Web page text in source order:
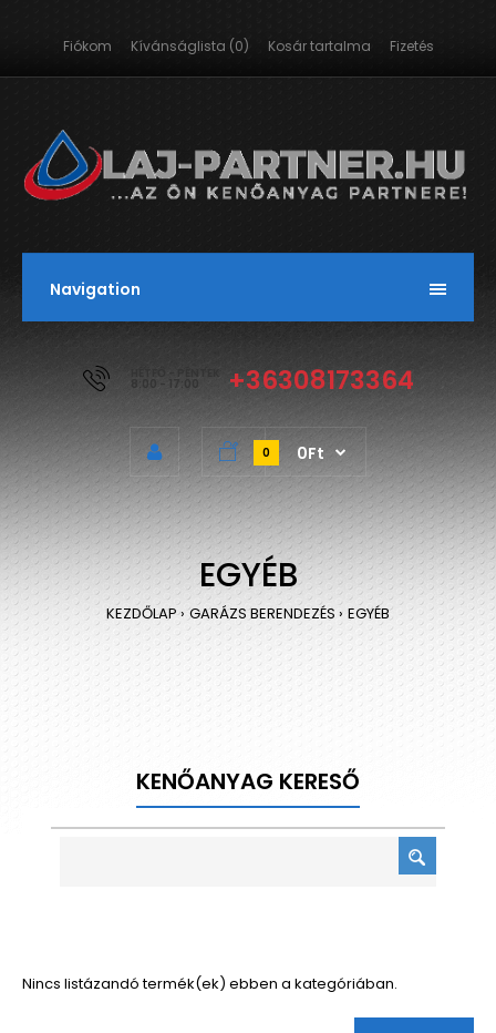
Fiókom Kívánságlista (0) Kosár tartalma Fizetés
Navigation
HÉTFŐ - PÉNTEK
8:00 - 17:00 +36308173364
0 0Ft
EGYÉB
KEZDŐLAP GARÁZS BERENDEZÉS EGYÉB
KENŐANYAG KERESŐ
Nincs listázandó termék(ek) ebben a kategóriában.